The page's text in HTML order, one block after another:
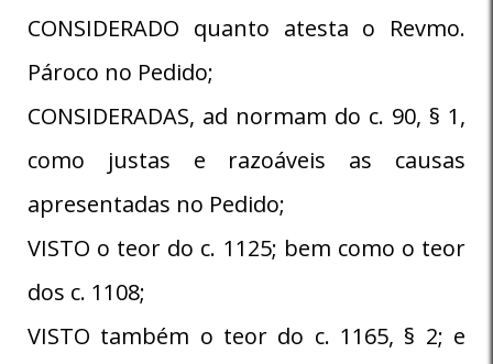
CONSIDERADO quanto atesta o Revmo.
Pároco no Pedido;
CONSIDERADAS, ad normam do c. 90, § 1,
como justas e razoáveis as causas
apresentadas no Pedido;
VISTO o teor do c. 1125; bem como o teor
dos c. 1108;
VISTO também o teor do c. 1165, § 2; e